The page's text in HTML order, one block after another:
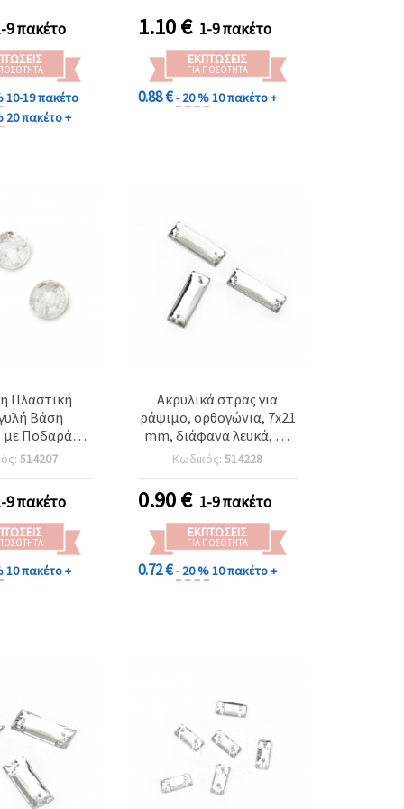
9 πακέτο
10-19 πακέτο
20 πακέτο +
ποιότητας – 5 τεμ.
1.10€ 1-9 πακέτο
ΕΚΠΤΏΣΕΙΣ
ΓΙΑ ΠΟΣΌΤΗΤΑ
0.88 €- 20 %10 πακέτο +
Πλαστική
Βάση
Ποδαράκι,
Ακρυλική
– Ράψιμο ή
– 10 τεμ.
514207
9 πακέτο
10 πακέτο +
Ακρυλικά στρας για
ράψιμο, ορθογώνια, 7x21
mm, διάφανα λευκά, με
φασέτες – 25 τεμ.
Κωδικός:514228
0.90€ 1-9 πακέτο
ΕΚΠΤΏΣΕΙΣ
ΓΙΑ ΠΟΣΌΤΗΤΑ
0.72 €- 20 %10 πακέτο +